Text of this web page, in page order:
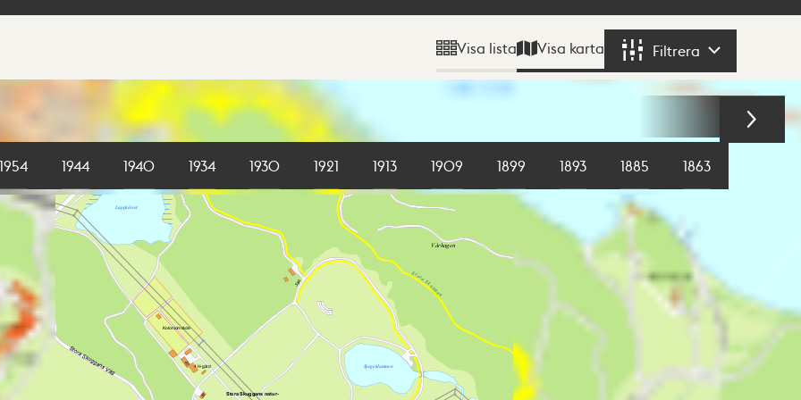
Visa lista Visa karta Filtrera
1954 1944 1940 1934 1930 1921 1913 1909 1899 1893 1885 1863